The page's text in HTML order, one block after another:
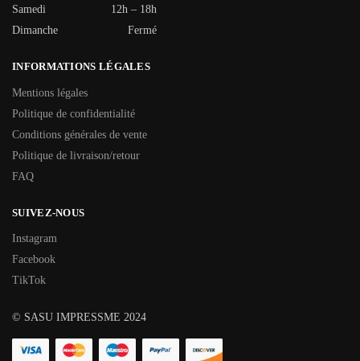
Samedi
12h – 18h
Dimanche
Fermé
INFORMATIONS LÉGALES
Mentions légales
Politique de confidentialité
Conditions générales de vente
Politique de livraison/retour
FAQ
SUIVEZ-NOUS
Instagram
Facebook
TikTok
© SASU IMPRESSME 2024